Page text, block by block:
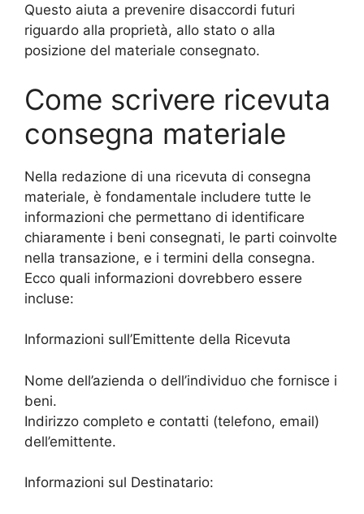
Questo aiuta a prevenire disaccordi futuri
riguardo alla proprietà, allo stato o alla
posizione del materiale consegnato.
Come scrivere ricevuta
consegna materiale
Nella redazione di una ricevuta di consegna
materiale, è fondamentale includere tutte le
informazioni che permettano di identificare
chiaramente i beni consegnati, le parti coinvolte
nella transazione, e i termini della consegna.
Ecco quali informazioni dovrebbero essere
incluse:
Informazioni sull’Emittente della Ricevuta
Nome dell’azienda o dell’individuo che fornisce i
beni.
Indirizzo completo e contatti (telefono, email)
dell’emittente.
Informazioni sul Destinatario: